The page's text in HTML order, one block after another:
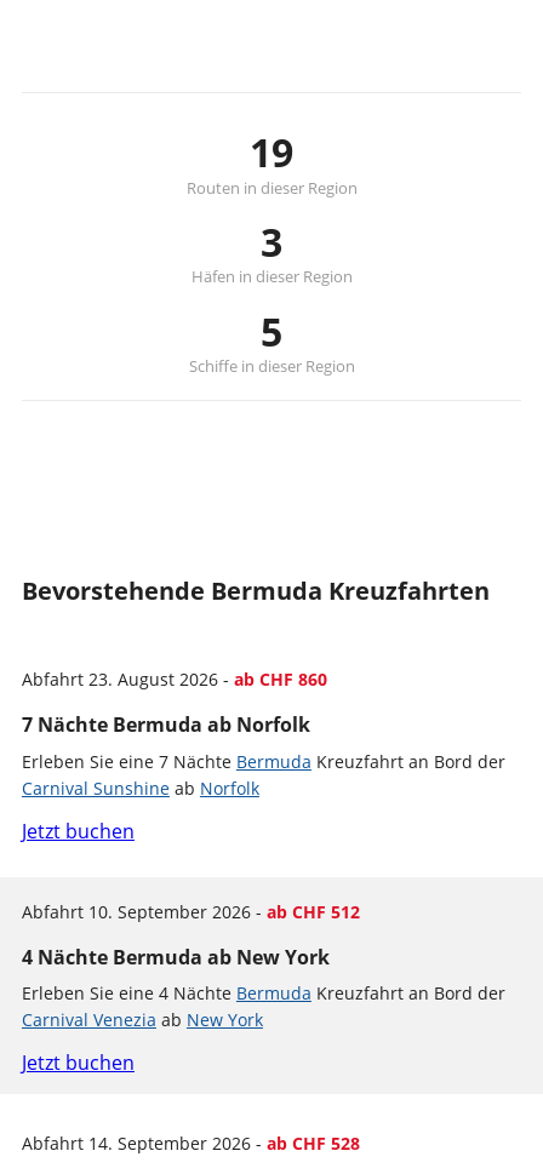
19
Routen in dieser Region
3
Häfen in dieser Region
5
Schiffe in dieser Region
Bevorstehende Bermuda Kreuzfahrten
Abfahrt 23. August 2026 - ab CHF 860
7 Nächte Bermuda ab Norfolk
Erleben Sie eine 7 Nächte Bermuda Kreuzfahrt an Bord der
Carnival Sunshineab Norfolk
Jetzt buchen
Abfahrt 10. September 2026 - ab CHF 512
4 Nächte Bermuda ab New York
Erleben Sie eine 4 Nächte Bermuda Kreuzfahrt an Bord der
Carnival Venezia ab New York
Jetzt buchen
Abfahrt 14. September 2026 - ab CHF 528